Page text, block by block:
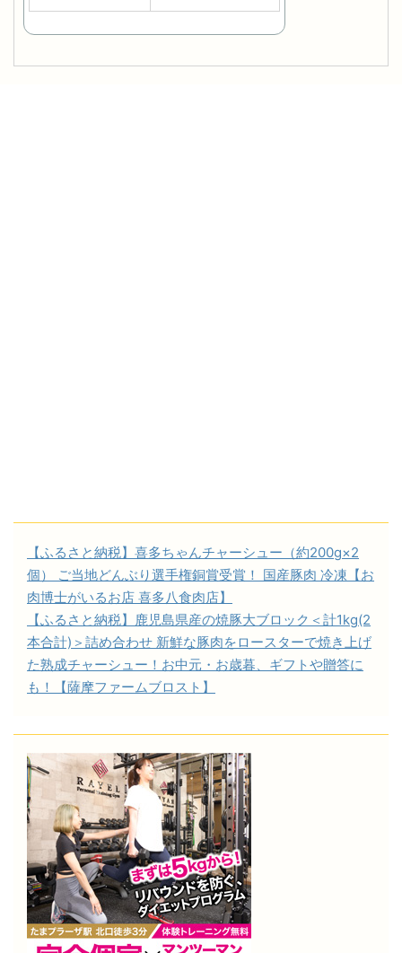
【ふるさと納税】喜多ちゃんチャーシュー（約200g×2
個） ご当地どんぶり選手権銅賞受賞！ 国産豚肉 冷凍【お
肉博士がいるお店 喜多八食肉店】
【ふるさと納税】鹿児島県産の焼豚大ブロック＜計1kg(2
本合計)＞詰め合わせ 新鮮な豚肉をロースターで焼き上げ
た熟成チャーシュー！お中元・お歳暮、ギフトや贈答に
も！【薩摩ファームブロスト】